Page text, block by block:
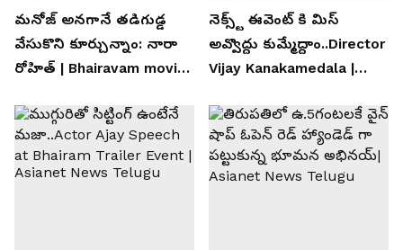
మనోజ్ అనగానే తడిగుడ్డ
వేసుకొని కూర్చున్నాం: నారా
రోహిత్ | Bhairavam movie |
నెక్స్ట్ ఈవెంట్ కి మిస్
అవ్వొద్దు కుమ్మేద్దాం..Director
Vijay Kanakamedala |